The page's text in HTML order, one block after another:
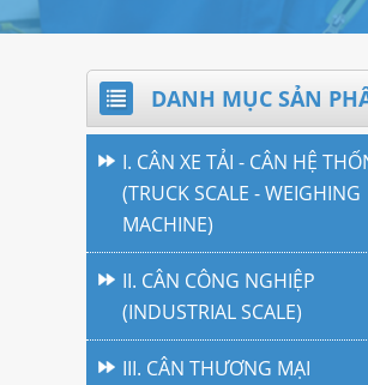
DANH MỤC SẢN
I. CÂN XE TẢI - CÂN HỆ
(TRUCK SCALE - WEIGHING
MACHINE)
II. CÂN CÔNG NGHIỆP
(INDUSTRIAL SCALE)
III. CÂN THƯƠNG MẠI